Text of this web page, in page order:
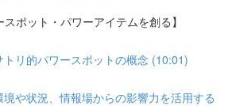
ポット・パワーアイテムを創る】
リ的パワースポットの概念 (10:01)
や状況、情報場からの影響力を活用する